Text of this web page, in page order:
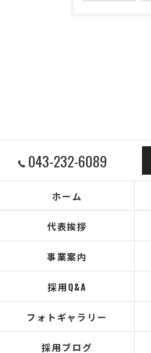
043-232-6089
ホーム
代表挨拶
事業案内
採用Q&A
フォトギャラリー
採用ブログ